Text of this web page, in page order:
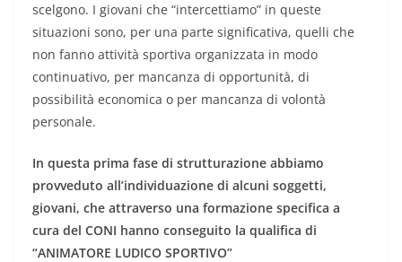
scelgono. I giovani che “intercettiamo” in queste
situazioni sono, per una parte significativa, quelli che
non fanno attività sportiva organizzata in modo
continuativo, per mancanza di opportunità, di
possibilità economica o per mancanza di volontà
personale.
In questa prima fase di strutturazione abbiamo
provveduto all’individuazione di alcuni soggetti,
giovani, che attraverso una formazione specifica a
cura del CONI hanno conseguito la qualifica di
“ANIMATORE LUDICO SPORTIVO”